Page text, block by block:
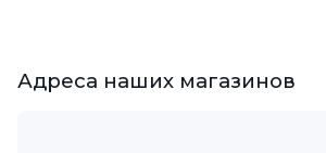
Адреса наших магазинов